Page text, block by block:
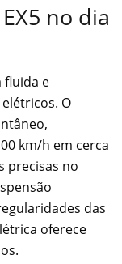
no dia
fluida e
O
km/h em cerca
precisas no
das
oferece